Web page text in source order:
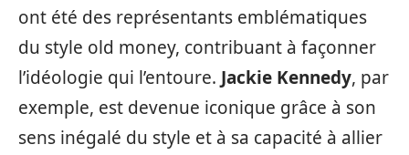
ont été des représentants emblématiques
du style old money, contribuant à façonner
l’idéologie qui l’entoure. Jackie Kennedy, par
exemple, est devenue iconique grâce à son
sens inégalé du style et à sa capacité à allier